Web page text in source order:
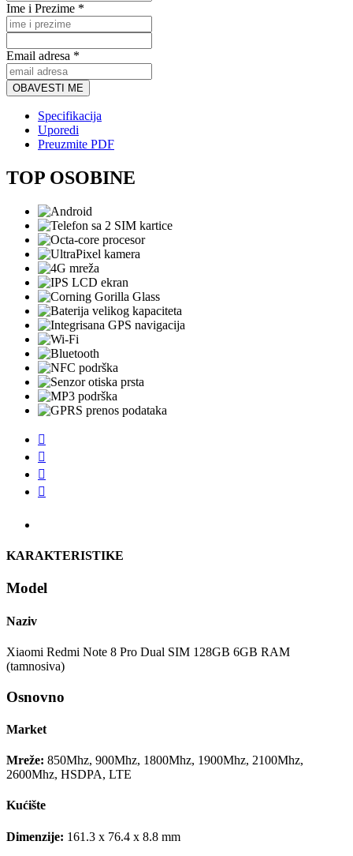
Ime i Prezime *
Email adresa *
OBAVESTI ME
Specifikacija
Uporedi
Preuzmite PDF
TOP OSOBINE




KARAKTERISTIKE
Model
Naziv
Xiaomi Redmi Note 8 Pro Dual SIM 128GB 6GB RAM
(tamnosiva)
Osnovno
Market
Mreže: 850Mhz, 900Mhz, 1800Mhz, 1900Mhz, 2100Mhz,
2600Mhz, HSDPA, LTE
Kućište
Dimenzije: 161.3 x 76.4 x 8.8 mm